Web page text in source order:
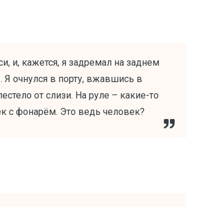
и, кажется, я задремал на заднем
Я очнулся в порту, вжавшись в
от слизи. На руле – какие-то
с фонарём. Это ведь человек?